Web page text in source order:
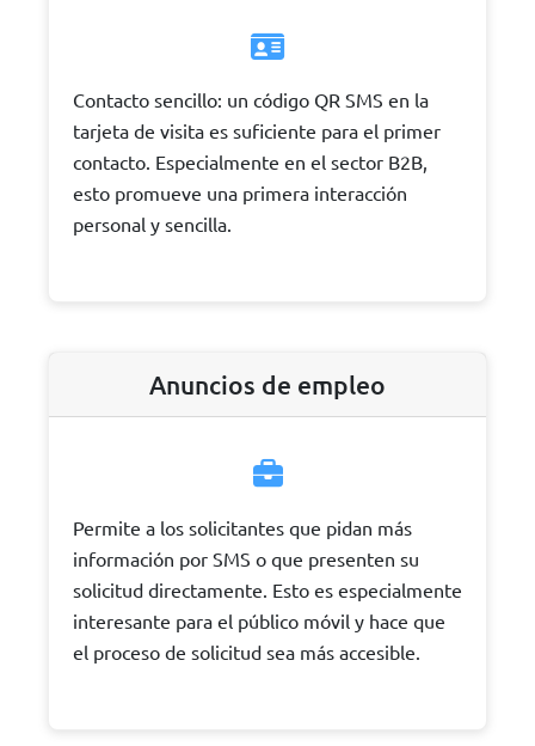
Contacto sencillo: un código QR SMS en la
tarjeta de visita es suficiente para el primer
contacto. Especialmente en el sector B2B,
esto promueve una primera interacción
personal y sencilla.
Anuncios de empleo
Permite a los solicitantes que pidan más
información por SMS o que presenten su
solicitud directamente. Esto es especialmente
interesante para el público móvil y hace que
el proceso de solicitud sea más accesible.